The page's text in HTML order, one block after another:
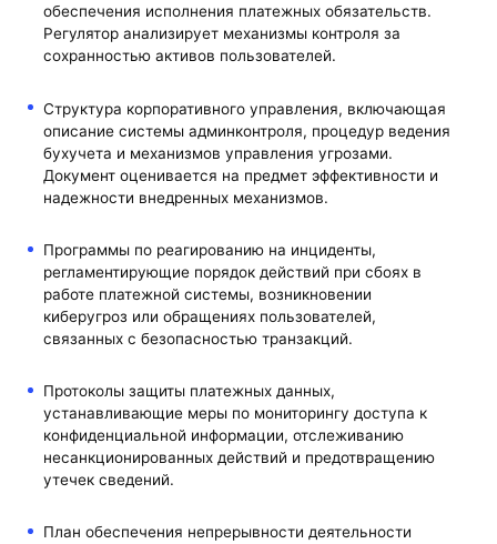
обеспечения исполнения платежных обязательств.
Регулятор анализирует механизмы контроля за
сохранностью активов пользователей.
Структура корпоративного управления, включающая
описание системы админконтроля, процедур ведения
бухучета и механизмов управления угрозами.
Документ оценивается на предмет эффективности и
надежности внедренных механизмов.
Программы по реагированию на инциденты,
регламентирующие порядок действий при сбоях в
работе платежной системы, возникновении
киберугроз или обращениях пользователей,
связанных с безопасностью транзакций.
Протоколы защиты платежных данных,
устанавливающие меры по мониторингу доступа к
конфиденциальной информации, отслеживанию
несанкционированных действий и предотвращению
утечек сведений.
План обеспечения непрерывности деятельности